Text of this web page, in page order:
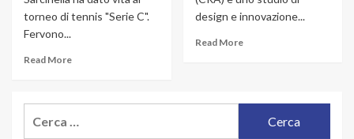
torneo di tennis "Serie C".
Fervono...
Read More
design e innovazione...
Read More